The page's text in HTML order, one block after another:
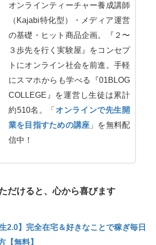
オンラインティーチャー養成講師
（Kajabi特化型）・メディア運営
の基礎・ヒット商品企画。『２〜
３歩先を行く実験屋』をコンセプ
トにオンライン社会を前進。手軽
にスマホからも学べる『01BLOG
COLLEGE』を運営し生徒は累計
約510名。「 オンラインで先生開
業を目指すための講座 」を無料配
信中！
だけると、心から喜びます
生2.0】完全在宅＆好きなことで稼ぎ毎日
【無料】